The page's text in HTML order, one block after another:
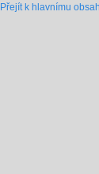
Přejít k hlavnímu